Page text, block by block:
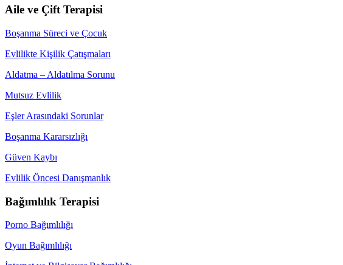
Aile ve Çift Terapisi
Boşanma Süreci ve Çocuk
Evlilikte Kişilik Çatışmaları
Aldatma – Aldatılma Sorunu
Mutsuz Evlilik
Eşler Arasındaki Sorunlar
Boşanma Kararsızlığı
Güven Kaybı
Evlilik Öncesi Danışmanlık
Bağımlılık Terapisi
Porno Bağımlılığı
Oyun Bağımlılığı